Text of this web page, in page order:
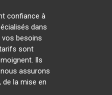
confiance à
dans
besoins
sont
Ils
assurons
, de la mise en